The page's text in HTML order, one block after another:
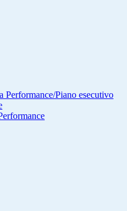
Performance/Piano esecutivo